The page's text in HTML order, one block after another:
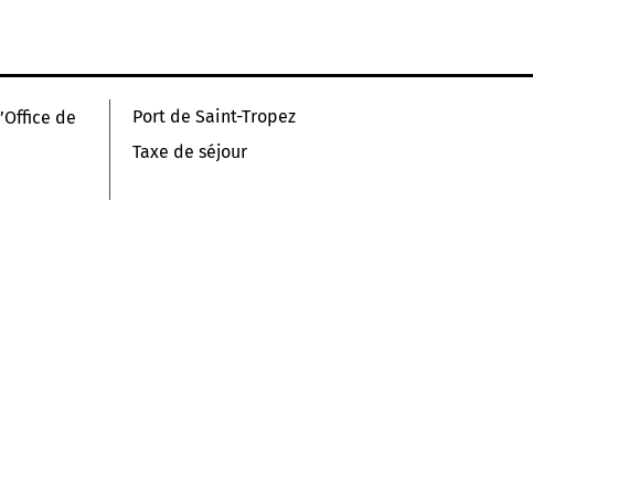
de
Port de Saint-Tropez
Taxe de séjour